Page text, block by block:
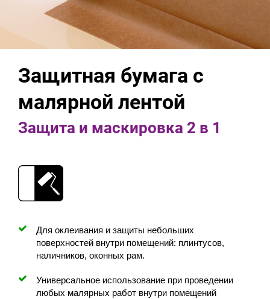
Защитная бумага с
малярной лентой
Защита и маскировка 2 в 1
Для оклеивания и защиты небольших
поверхностей внутри помещений: плинтусов,
наличников, оконных рам.
Универсальное использование при проведении
любых малярных работ внутри помещений